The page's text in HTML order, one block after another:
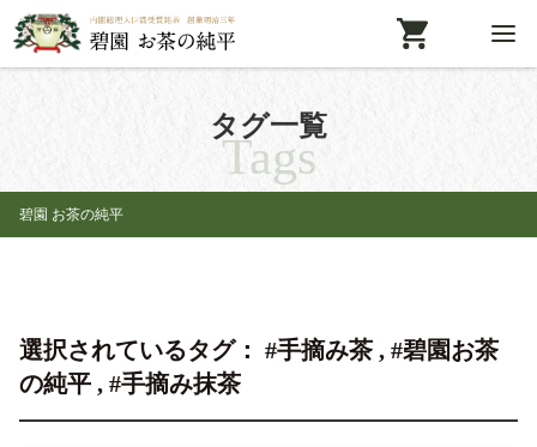
タグ一覧
Tags
碧園 お茶の純平
選択されているタグ： #手摘み茶 , #碧園お茶
の純平 , #手摘み抹茶